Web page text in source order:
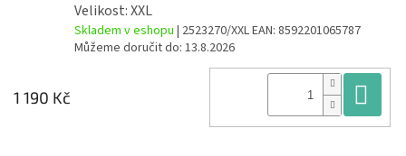
Velikost: XXL
Skladem v eshopu | 2523270/XXLEAN: 8592201065787
Můžeme doručit do: 13.8.2026
1 190 Kč